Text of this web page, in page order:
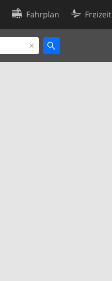
Fahrplan Freizeit
Cookie-Richtlinie
Cookie-Einstellungen